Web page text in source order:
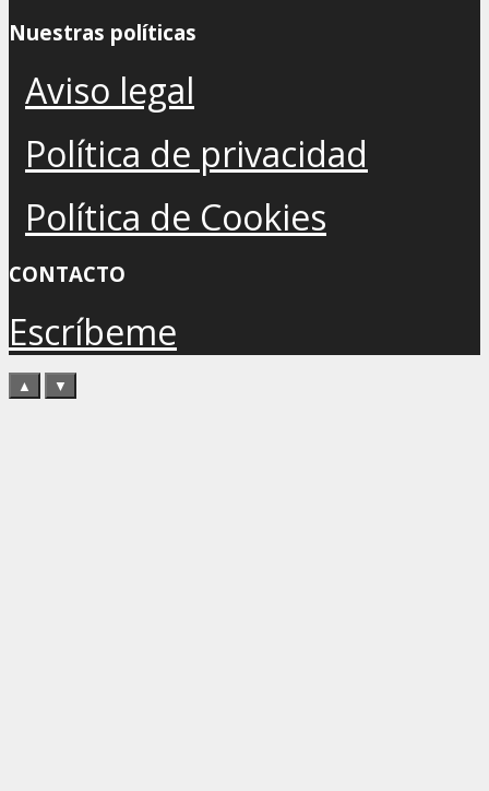
Nuestras políticas
Aviso legal
Política de privacidad
Política de Cookies
CONTACTO
Escríbeme
▲ ▼